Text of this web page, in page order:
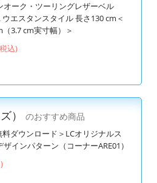
オーク・ツーリングレザーベル
ウエスタンスタイル 長さ130 cm＜
（3.7 cm実寸幅）＞
込)
）
のおすすめ商品
料ダウンロード＞LCオリジナルス
インパターン（コーナーARE01）